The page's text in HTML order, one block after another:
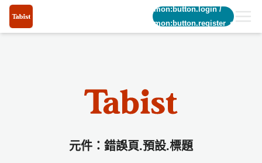
common:button.login/
common:button.register_short
元件：錯誤頁.預設.標題